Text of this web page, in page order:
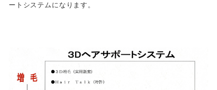
ートシステムになります。